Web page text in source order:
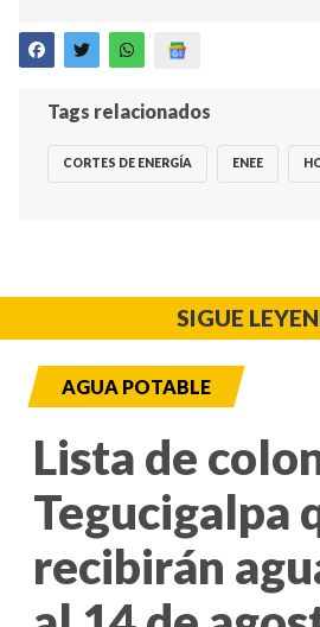
Tags relacionados
CORTES DE ENERGÍA ENEE
SIGUE
AGUA POTABLE
Lista de
Tegucigalpa
recibirán